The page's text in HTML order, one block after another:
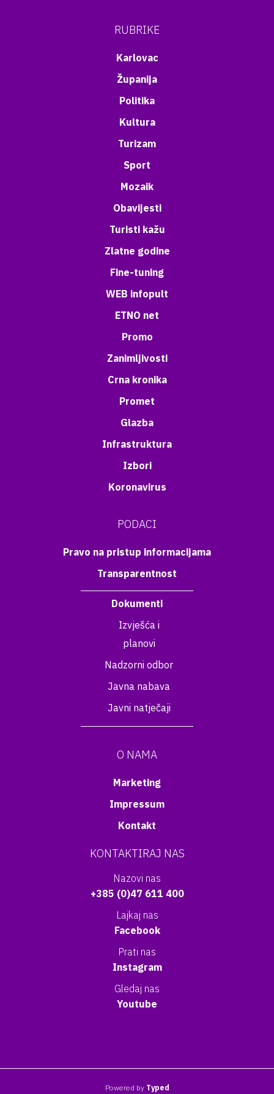
RUBRIKE
Karlovac
Županija
Politika
Kultura
Turizam
Sport
Mozaik
Obavijesti
Turisti kažu
Zlatne godine
Fine-tuning
WEB infopult
ETNO net
Promo
Zanimljivosti
Crna kronika
Promet
Glazba
Infrastruktura
Izbori
Koronavirus
PODACI
Pravo na pristup informacijama
Transparentnost
Dokumenti
Izvješća i
planovi
Nadzorni odbor
Javna nabava
Javni natječaji
O NAMA
Marketing
Impressum
Kontakt
KONTAKTIRAJ NAS
Nazovi nas
+385 (0)47 611 400
Lajkaj nas
Facebook
Prati nas
Instagram
Gledaj nas
Youtube
Powered by Typed